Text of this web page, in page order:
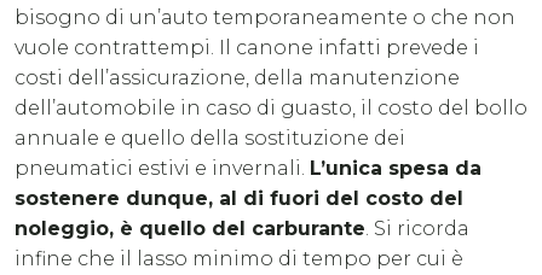
bisogno di un’auto temporaneamente o che non
vuole contrattempi. Il canone infatti prevede i
costi dell’assicurazione, della manutenzione
dell’automobile in caso di guasto, il costo del bollo
annuale e quello della sostituzione dei
pneumatici estivi e invernali. L’unica spesa da
sostenere dunque, al di fuori del costo del
noleggio, è quello del carburante. Si ricorda
infine che il lasso minimo di tempo per cui è